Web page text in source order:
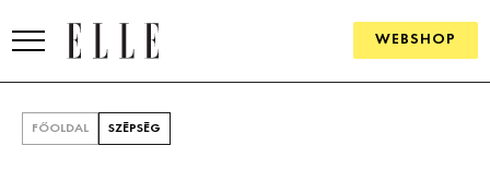
WEBSHOP
FŐOLDAL SZÉPSÉG